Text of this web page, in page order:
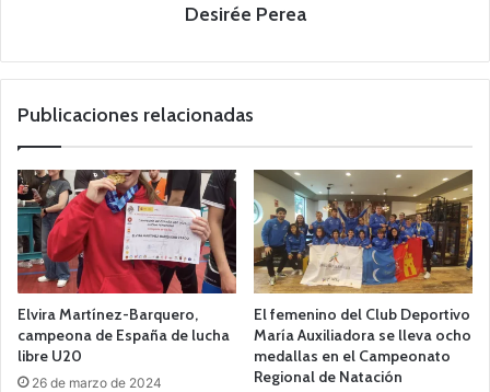
Desirée Perea
Publicaciones relacionadas
Elvira Martínez-Barquero,
campeona de España de lucha
libre U20
26 de marzo de 2024
El femenino del Club Deportivo
María Auxiliadora se lleva ocho
medallas en el Campeonato
Regional de Natación